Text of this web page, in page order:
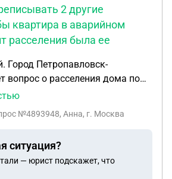
2 другие
квартира в аварийном
расселения была ее
Город Петропавловск-
вопрос о расселения дома по
95. Дом пострадал в
признан аварийным. Сейчас
пострадавшими в результате
жилье в новом жк
№4893948, Анна, г. Москва
ситуация?
— юрист подскажет, что